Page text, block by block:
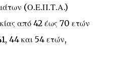
(Ο.Ε.Π.Τ.Α.)
από 42 έως 70 ετών
44 και 54 ετών,